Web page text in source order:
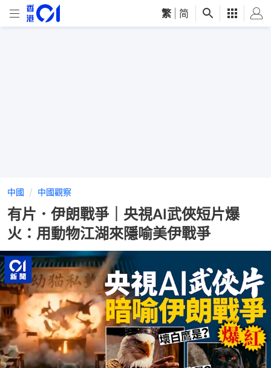
繁 简
中國 中國觀察
有片．伊朗戰爭｜央視AI武俠短片爆
火：用動物江湖來隱喻美伊戰爭